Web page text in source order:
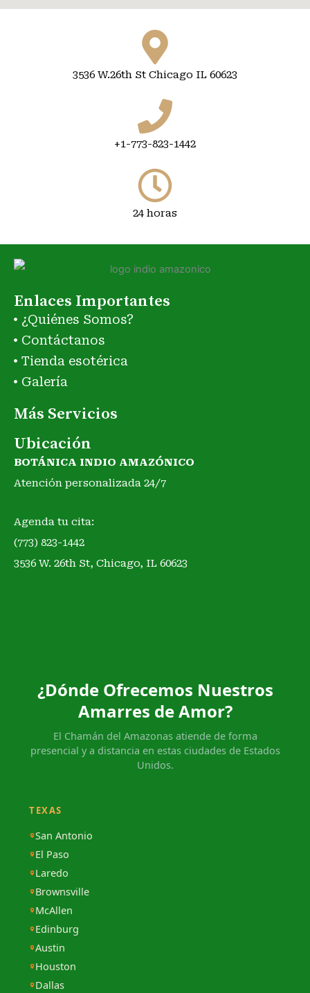
3536 W.26th St Chicago IL 60623
+1-773-823-1442
24 horas
Enlaces Importantes
¿Quiénes Somos?
Contáctanos
Tienda esotérica
Galería
Más Servicios
Ubicación
BOTÁNICA INDIO AMAZÓNICO
Atención personalizada 24/7
Agenda tu cita:
(773) 823-1442
3536 W. 26th St, Chicago, IL 60623
¿Dónde Ofrecemos Nuestros
Amarres de Amor?
El Chamán del Amazonas atiende de forma
presencial y a distancia en estas ciudades de Estados
Unidos.
TEXAS
San Antonio
El Paso
Laredo
Brownsville
McAllen
Edinburg
Austin
Houston
Dallas